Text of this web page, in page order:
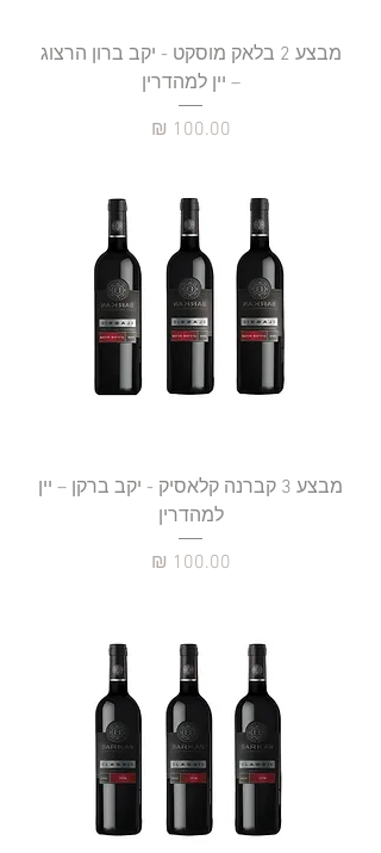
מבצע 2 בלאק מוסקט - יקב ברון הרצוג
– יין למהדרין
מחיר
מבצע 3 קברנה קלאסיק - יקב ברקן – יין
למהדרין
מחיר